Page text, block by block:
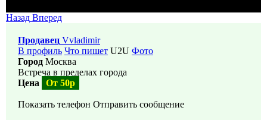
Назад Вперед
Продавец Vvladimir
В профиль Что пишет U2U Фото
Город Москва
Встреча в пределах города
Цена
От 50р
Показать телефон Отправить сообщение